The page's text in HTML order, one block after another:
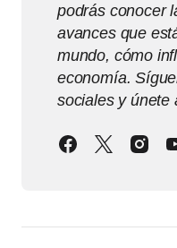
podrás conocer
avances que
mundo, cómo
economía.
sociales y únete